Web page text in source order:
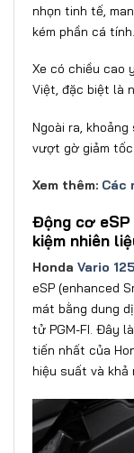
nhọn tinh tế,
kém phần cá tính.
Xe có chiều cao
Việt, đặc biệt là
Ngoài ra,
vượt gờ giảm tốc
Xem thêm: Các
Động cơ eSP
kiệm nhiên
Honda Vario
eSP (enhanced
mát bằng dung
tử PGM-FI. Đây
tiến nhất của
hiệu suất và khả